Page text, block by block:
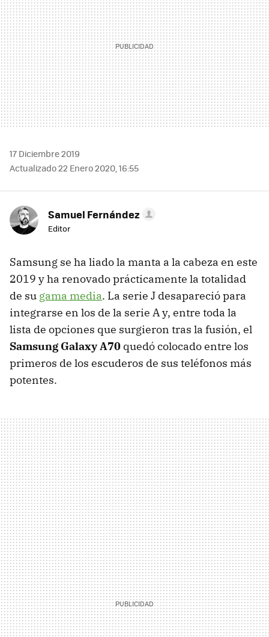
17 Diciembre 2019
Actualizado 22 Enero 2020, 16:55
Samuel Fernández
Editor
Samsung se ha liado la manta a la cabeza en este
2019 y ha renovado prácticamente la totalidad
de su gama media. La serie J desapareció para
integrarse en los de la serie A y, entre toda la
lista de opciones que surgieron tras la fusión, el
Samsung Galaxy A70 quedó colocado entre los
primeros de los escuderos de sus teléfonos más
potentes.